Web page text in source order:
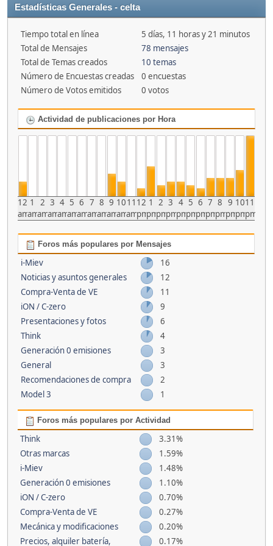
Estadísticas Generales - celta
Tiempo total en línea
5 días, 11 horas y 21 minutos
Total de Mensajes
78 mensajes
Total de Temas creados
10 temas
Número de Encuestas creadas
0 encuestas
Número de Votos emitidos
0 votos
Actividad de publicaciones por Hora
12
am
1
am
2
am
3
am
4
am
5
am
6
am
7
am
8
am
9
am
10
am
11
am
12
pm
1
pm
2
pm
3
pm
4
pm
5
pm
6
pm
7
pm
8
pm
9
pm
10
pm
11
pm
Foros más populares por Mensajes
i-Miev
16
Noticias y asuntos generales
12
Compra-Venta de VE
11
iON / C-zero
9
Presentaciones y fotos
6
Think
4
Generación 0 emisiones
3
General
3
Recomendaciones de compra
2
Model 3
1
Foros más populares por Actividad
Think
3.31%
Otras marcas
1.59%
i-Miev
1.48%
Generación 0 emisiones
1.10%
iON / C-zero
0.70%
Compra-Venta de VE
0.27%
Mecánica y modificaciones
0.20%
Precios, alquiler batería,
0.17%